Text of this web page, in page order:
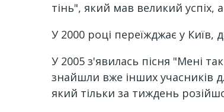
тінь", який мав великий успіх,
У 2000 році переїжджає у Київ,
У 2005 з'явилась пісня "Мені
знайшли вже інших учасників
який тільки за тиждень